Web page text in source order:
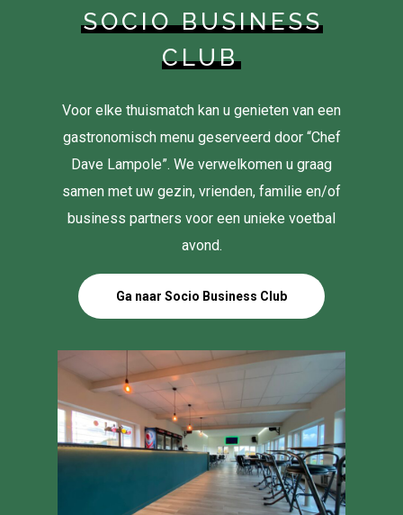
SOCIO BUSINESS
CLUB
Voor elke thuismatch kan u genieten van een
gastronomisch menu geserveerd door “Chef
Dave Lampole”. We verwelkomen u graag
samen met uw gezin, vrienden, familie en/of
business partners voor een unieke voetbal
avond.
Ga naar Socio Business Club